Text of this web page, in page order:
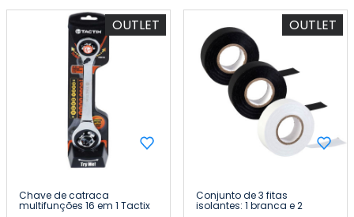
OUTLET
Chave de catraca
multifunções 16 em 1 Tactix
OUTLET
Conjunto de 3 fitas
isolantes: 1 branca e 2